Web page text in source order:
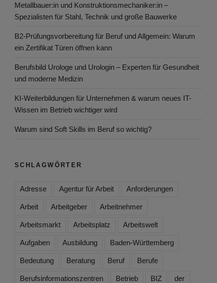
Metallbauer:in und Konstruktionsmechaniker:in –
Spezialisten für Stahl, Technik und große Bauwerke
B2-Prüfungsvorbereitung für Beruf und Allgemein: Warum
ein Zertifikat Türen öffnen kann
Berufsbild Urologe und Urologin – Experten für Gesundheit
und moderne Medizin
KI-Weiterbildungen für Unternehmen & warum neues IT-
Wissen im Betrieb wichtiger wird
Warum sind Soft Skills im Beruf so wichtig?
SCHLAGWÖRTER
Adresse Agentur für Arbeit Anforderungen
Arbeit Arbeitgeber Arbeitnehmer
Arbeitsmarkt Arbeitsplatz Arbeitswelt
Aufgaben Ausbildung Baden-Württemberg
Bedeutung Beratung Beruf Berufe
Berufsinformationszentren Betrieb BIZ der